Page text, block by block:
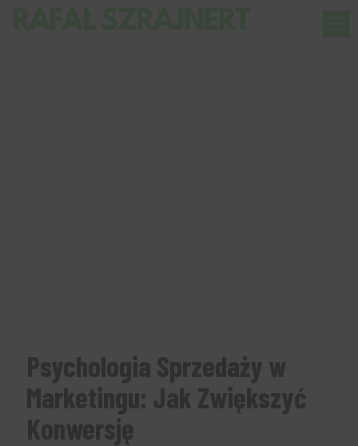
Psychologia Sprzedaży w
Marketingu: Jak Zwiększyć
Konwersję